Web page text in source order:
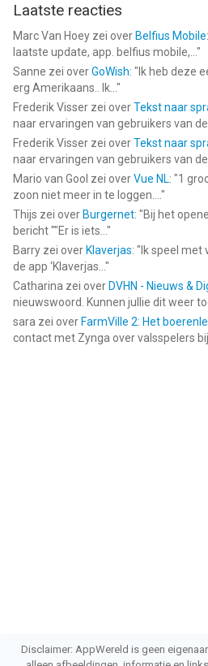
Laatste reacties
Marc Van Hoey zei over Belfius Mobile
laatste update, app. belfius mobile,... "
Sanne zei overGoWish: " Ik heb deze
erg Amerikaans.. Ik... "
Frederik Visser zei overTekst naar
naar ervaringen van gebruikers van de
Frederik Visser zei overTekst naar
naar ervaringen van gebruikers van de
Mario van Gool zei overVue NL: "1
zoon niet meer in te loggen.... "
Thijs zei over Burgernet: "Bij het
bericht ""Er is iets... "
Barry zei over Klaverjas: " Ik speel
de app ‘Klaverjas... "
Catharina zei over DVHN - Nieuws &
nieuwswoord. Kunnen jullie dit weer
sara zei over FarmVille 2: Het
contact met Zynga over valsspelers bij
Disclaimer: AppWereld is geen